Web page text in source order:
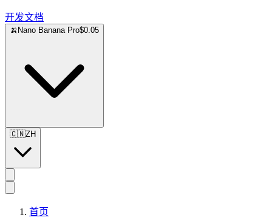
开发文档
🍌 Nano Banana Pro$0.05
🇨🇳ZH
首页